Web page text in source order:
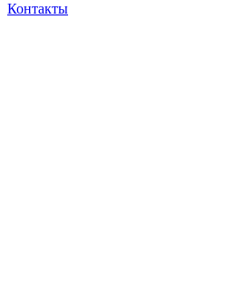
Контакты